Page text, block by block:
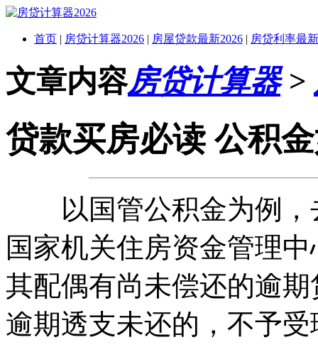
首页 | 房贷计算器2026 | 房屋贷款最新2026 | 房贷利率最
文章内容房贷计算器>
贷款买房必读 公积
以国管公积金为例，
国家机关住房资金管理
其配偶有尚未偿还的逾
逾期透支未还的，不予